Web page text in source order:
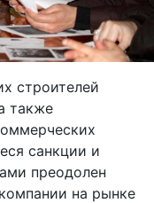
строителей
также
санкции и
преодолен
на рынке